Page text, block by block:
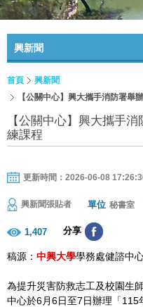
興新聞
首頁
興新聞
【公關中心】興大攜手消防署舉
【公關中心】興大攜手
練課程
更新時間：2026-06-08
興新聞張貼者 單位 秘書室
1,407 分享
稿源： 中興大學學務處健諮中
為提升災害防救志工及校園生
中心於6月6日至7日辦理「115